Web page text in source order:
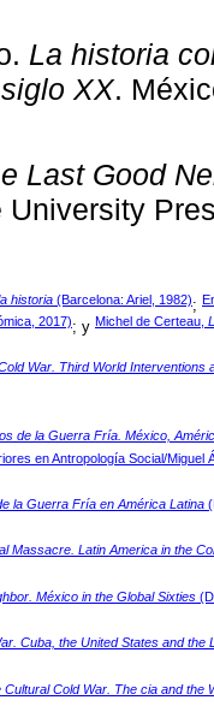
La historia
XX.
Last Good
University
historia (Barcelona: Ariel, 1982);
2017); y Michel de Certeau,
War. Third World Interventions
de la Guerra Fría. México,
en Antropología Social/Miguel
la Guerra Fría en América Latina
Massacre. Latin America in the
México in the Global Sixties
Cuba, the United States and
Cultural Cold War. The cia and the